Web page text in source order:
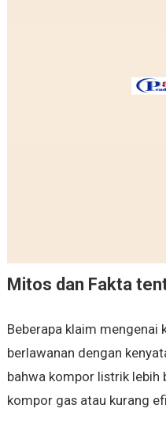
Mitos dan Fakta
Beberapa klaim mengenai
berlawanan dengan
bahwa kompor listrik lebih
kompor gas atau kurang